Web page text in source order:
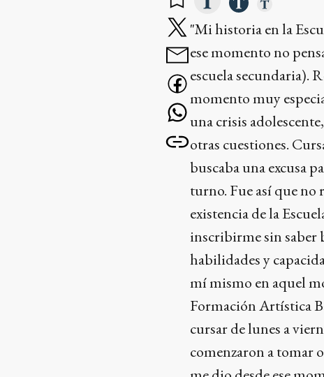
"Mi historia en la
ese momento no
escuela secundaria).
momento muy
una crisis
otras cuestiones.
buscaba una excusa
turno. Fue así que
existencia de la
inscribirme sin saber
habilidades y
mí mismo en aquel
Formación Artística
cursar de lunes a
comenzaron a tomar